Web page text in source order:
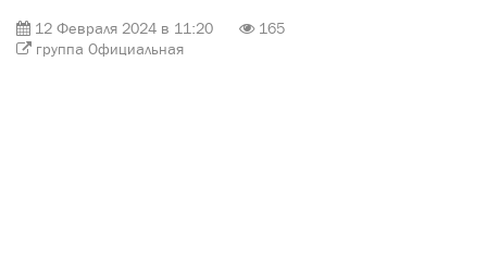
12 Февраля 2024 в 11:20
165
группа Официальная